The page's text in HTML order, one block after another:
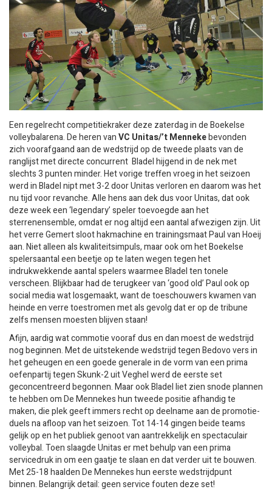
Een regelrecht competitiekraker deze zaterdag in de Boekelse
volleybalarena. De heren vanVC Unitas/’t Mennekebevonden
zich voorafgaand aan de wedstrijd op de tweede plaats van de
ranglijst met directe concurrent Bladel hijgend in de nek met
slechts 3 punten minder. Het vorige treffen vroeg in het seizoen
werd in Bladel nipt met 3-2 door Unitas verloren en daarom was het
nu tijd voor revanche. Alle hens aan dek dus voor Unitas, dat ook
deze week een ‘legendary’ speler toevoegde aan het
sterrenensemble, omdat er nog altijd een aantal afwezigen zijn. Uit
het verre Gemert sloot hakmachine en trainingsmaat Paul van Hoeij
aan. Niet alleen als kwaliteitsimpuls, maar ook om het Boekelse
spelersaantal een beetje op te laten wegen tegen het
indrukwekkende aantal spelers waarmee Bladel ten tonele
verscheen. Blijkbaar had de terugkeer van ‘good old’ Paul ook op
social media wat losgemaakt, want de toeschouwers kwamen van
heinde en verre toestromen met als gevolg dat er op de tribune
zelfs mensen moesten blijven staan!
Afijn, aardig wat commotie vooraf dus en dan moest de wedstrijd
nog beginnen. Met de uitstekende wedstrijd tegen Bedovo vers in
het geheugen en een goede generale in de vorm van een prima
oefenpartij tegen Skunk-2 uit Veghel werd de eerste set
geconcentreerd begonnen. Maar ook Bladel liet zien snode plannen
te hebben om De Mennekes hun tweede positie afhandig te
maken, die plek geeft immers recht op deelname aan de promotie-
duels na afloop van het seizoen. Tot 14-14 gingen beide teams
gelijk op en het publiek genoot van aantrekkelijk en spectaculair
volleybal. Toen slaagde Unitas er met behulp van een prima
servicedruk in om een gaatje te slaan en dat verder uit te bouwen.
Met 25-18 haalden De Mennekes hun eerste wedstrijdpunt
binnen. Belangrijk detail: geen service fouten deze set!